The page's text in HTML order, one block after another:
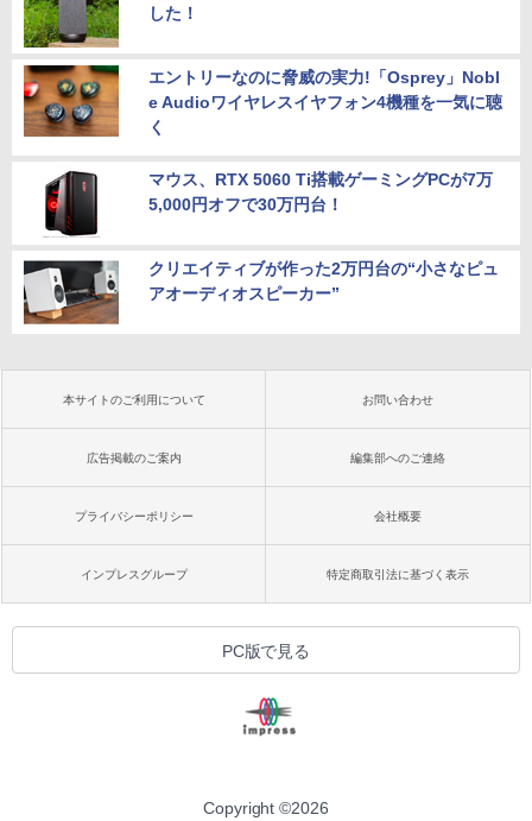
した！
エントリーなのに脅威の実力!「Osprey」Nobl
e Audioワイヤレスイヤフォン4機種を一気に聴
く
マウス、RTX 5060 Ti搭載ゲーミングPCが7万
5,000円オフで30万円台！
クリエイティブが作った2万円台の“小さなピュ
アオーディオスピーカー”
本サイトのご利用について お問い合わせ
広告掲載のご案内 編集部へのご連絡
プライバシーポリシー 会社概要
インプレスグループ 特定商取引法に基づく表示
PC版で見る
Copyright ©2026